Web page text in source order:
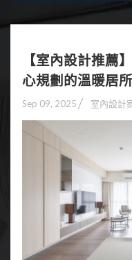
【室內設計推薦
心規劃的溫暖居
Sep 09, 2025 室內設計